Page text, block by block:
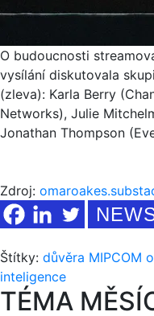
O budoucnosti
vysílání diskutovala
(zleva): Karla Berry
Networks), Julie
Jonathan Thompson
Zdroj:
Štítky: důvěra MIPCOM
inteligence
TÉMA